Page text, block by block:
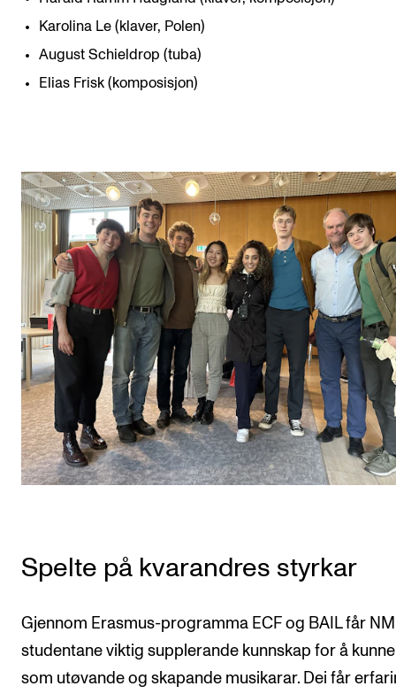
Karolina Le (klaver, Polen)
August Schieldrop (tuba)
Elias Frisk (komposisjon)
Spelte på kvarandres styrkar
Gjennom Erasmus-programma ECF og BAIL får
studentane viktig supplerande kunnskap for å
som utøvande og skapande musikarar. Dei får